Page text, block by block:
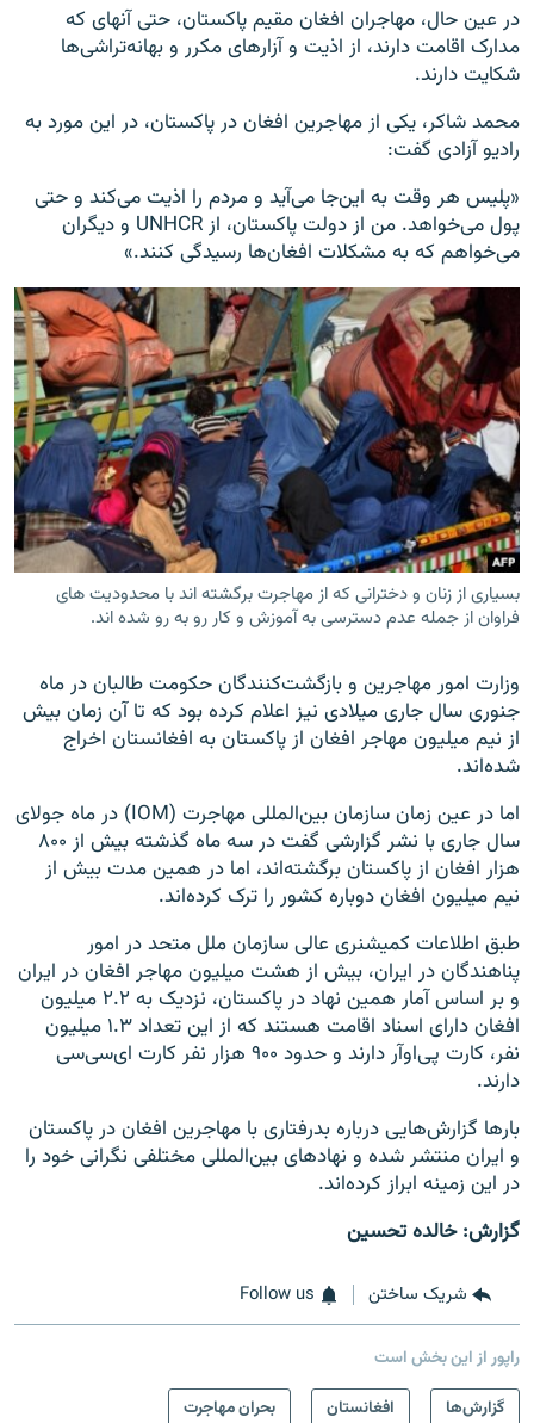
در عین حال، مهاجران افغان مقیم پاکستان، حتی آنهای که
مدارک اقامت دارند، از اذیت و آزارهای مکرر و بهانه‌تراشی‌ها
شکایت دارند.
محمد شاکر، یکی از مهاجرین افغان در پاکستان، در این مورد به
رادیو آزادی گفت:
«پلیس هر وقت به این‌جا می‌آید و مردم را اذیت می‌کند و حتی
پول می‌خواهد. من از دولت پاکستان، از UNHCR و دیگران
می‌خواهم که به مشکلات افغان‌ها رسیدگی کنند.»
بسیاری از زنان و دخترانی که از مهاجرت برگشته اند با محدودیت های
فراوان از جمله عدم دسترسی به آموزش و کار رو به رو شده اند.
وزارت امور مهاجرین و بازگشت‌کنندگان حکومت طالبان در ماه
جنوری سال جاری میلادی نیز اعلام کرده بود که تا آن زمان بیش
از نیم میلیون مهاجر افغان از پاکستان به افغانستان اخراج
شده‌اند.
اما در عین زمان سازمان بین‌المللی مهاجرت (IOM) در ماه جولای
سال جاری با نشر گزارشی گفت در سه ماه گذشته بیش از ۸۰۰
هزار افغان از پاکستان برگشته‌اند، اما در همین مدت بیش از
نیم میلیون افغان دوباره کشور را ترک کرده‌اند.
طبق اطلاعات کمیشنری عالی سازمان ملل متحد در امور
پناهندگان در ایران، بیش از هشت میلیون مهاجر افغان در ایران
و بر اساس آمار همین نهاد در پاکستان، نزدیک به ۲.۲ میلیون
افغان دارای اسناد اقامت هستند که از این تعداد ۱.۳ میلیون
نفر، کارت پی‌او‌آر دارند و حدود ۹۰۰ هزار نفر کارت ای‌سی‌سی
دارند.
بارها گزارش‌هایی درباره بدرفتاری با مهاجرین افغان در پاکستان
و ایران منتشر شده و نهادهای بین‌المللی مختلفی نگرانی خود را
در این زمینه ابراز کرده‌اند.
گزارش: خالده تحسین
شریک ساختن Follow us
راپور از این بخش است
گزارش‌ها
افغانستان بحران مهاجرت